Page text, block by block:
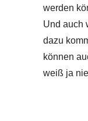
werden
Und auch
dazu
können
weiß ja